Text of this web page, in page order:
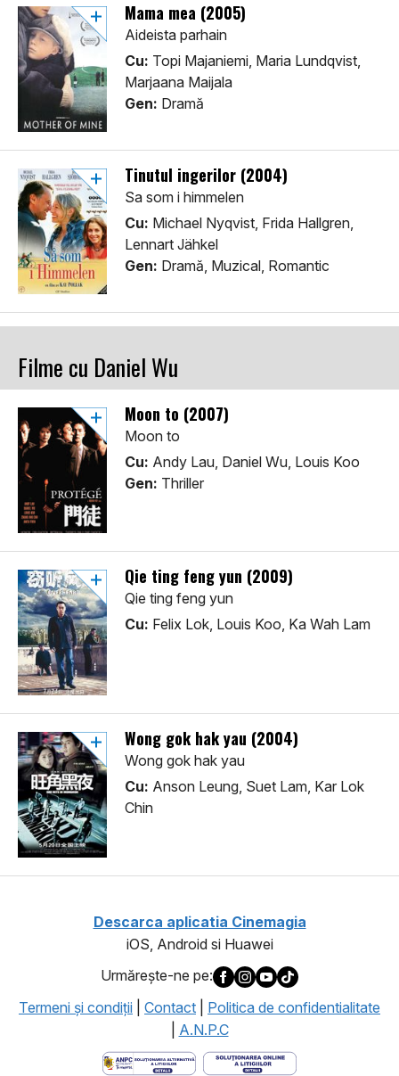
Mama mea (2005)
Aideista parhain
Cu: Topi Majaniemi, Maria Lundqvist,
Marjaana Maijala
Gen: Dramă
Tinutul ingerilor (2004)
Sa som i himmelen
Cu: Michael Nyqvist, Frida Hallgren,
Lennart Jähkel
Gen: Dramă, Muzical, Romantic
Filme cu Daniel Wu
Moon to (2007)
Moon to
Cu: Andy Lau, Daniel Wu, Louis Koo
Gen: Thriller
Qie ting feng yun (2009)
Qie ting feng yun
Cu: Felix Lok, Louis Koo, Ka Wah Lam
Wong gok hak yau (2004)
Wong gok hak yau
Cu: Anson Leung, Suet Lam, Kar Lok
Chin
Descarca aplicatia Cinemagia
iOS, Android si Huawei
Urmăreşte-ne pe:
Termeni şi condiţii
Contact
Politica de confidentialitate
A.N.P.C